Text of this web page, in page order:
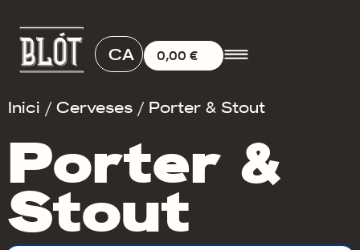
CA 0,00 €
Inici / Cerveses / Porter & Stout
Porter &
Stout